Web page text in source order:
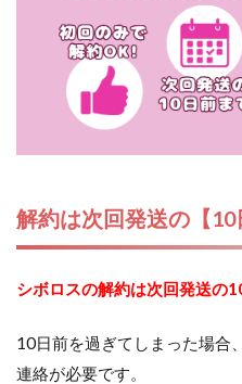
解約は次回発送の【10
シボロスの解約は次回発送の
10日前を過ぎてしまった場合
連絡が必要です。